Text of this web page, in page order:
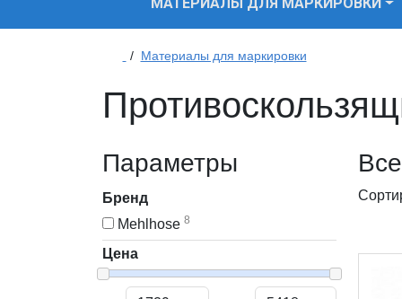
МАТЕРИАЛЫ ДЛЯ МАРКИРОВКИ
/ Материалы для маркировки
Параметры
Бренд
Mehlhose 8
Цена